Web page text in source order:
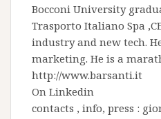
Bocconi University
Trasporto Italiano Spa
industry and new tech.
marketing. He is a
http://www.barsanti.it
On Linkedin
contacts , info, press :